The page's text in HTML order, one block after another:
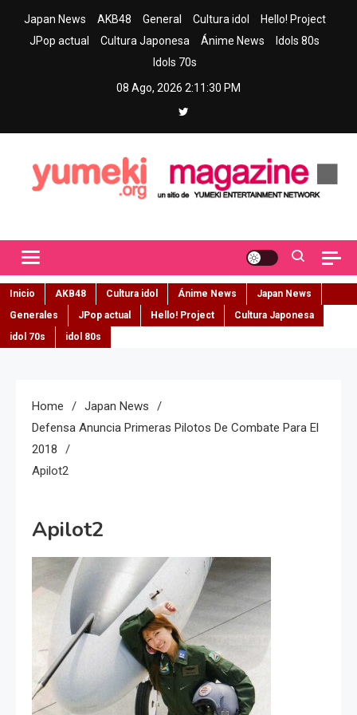
Japan News AKB48 General Cultura idol
Hello! Project
JPop actual
Cultura Japonesa Ánime News
Idols 80s
Idols 70s
08 Ago, 2026 2:11:31 PM
Inicio AKB48 Cultura idol Ánime News
Japan News
Generales
JPop actual Hello! Project
Cultura Japonesa
idol 70s
idol 80s
Home
Japan News
Defensa Anuncia Primeras Pilotos De Combate Para El
2018
Apilot2
Apilot2